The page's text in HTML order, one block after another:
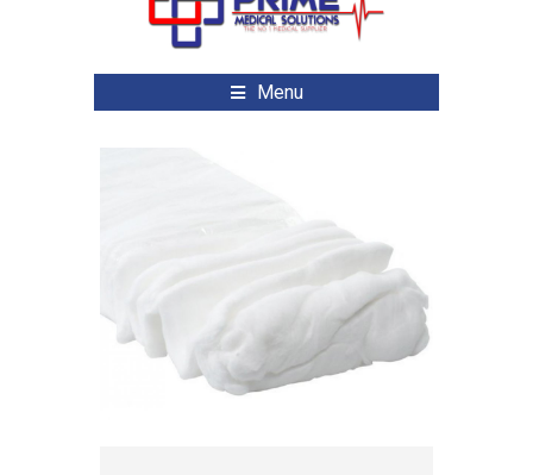
Menu